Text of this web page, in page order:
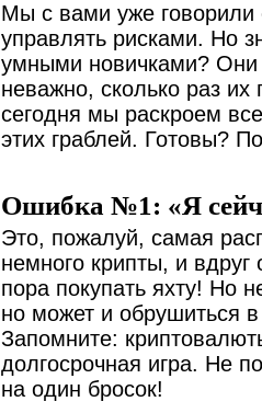
Мы с вами уже говорили
управлять рисками. Но
умными новичками?
неважно, сколько раз
сегодня мы раскроем
этих граблей. Готовы?
Ошибка №1: «Я
Это, пожалуй, самая
немного крипты, и
пора покупать яхту! Но
но может и обрушиться
Запомните:
долгосрочная игра. Не
на один бросок!